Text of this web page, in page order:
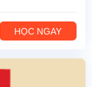
HỌC NGAY